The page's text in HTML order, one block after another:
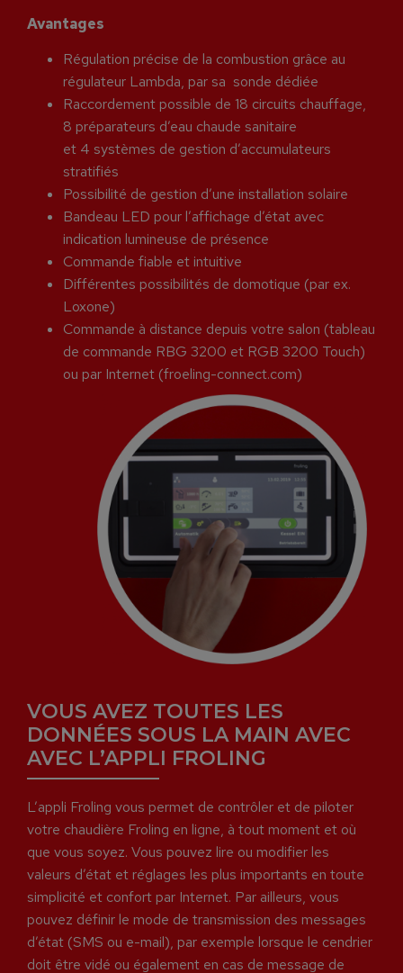
Avantages
Régulation précise de la combustion grâce au
régulateur Lambda, par sa sonde dédiée
Raccordement possible de 18 circuits chauffage,
8 préparateurs d’eau chaude sanitaire
et 4 systèmes de gestion d’accumulateurs
stratifiés
Possibilité de gestion d’une installation solaire
Bandeau LED pour l’affichage d’état avec
indication lumineuse de présence
Commande fiable et intuitive
Différentes possibilités de domotique (par ex.
Loxone)
Commande à distance depuis votre salon (tableau
de commande RBG 3200 et RGB 3200 Touch)
ou par Internet (froeling-connect.com)
VOUS AVEZ TOUTES LES
DONNÉES SOUS LA MAIN AVEC
AVEC L’APPLI FROLING
L’appli Froling vous permet de contrôler et de piloter
votre chaudière Froling en ligne, à tout moment et où
que vous soyez. Vous pouvez lire ou modifier les
valeurs d’état et réglages les plus importants en toute
simplicité et confort par Internet. Par ailleurs, vous
pouvez définir le mode de transmission des messages
d’état (SMS ou e-mail), par exemple lorsque le cendrier
doit être vidé ou également en cas de message de